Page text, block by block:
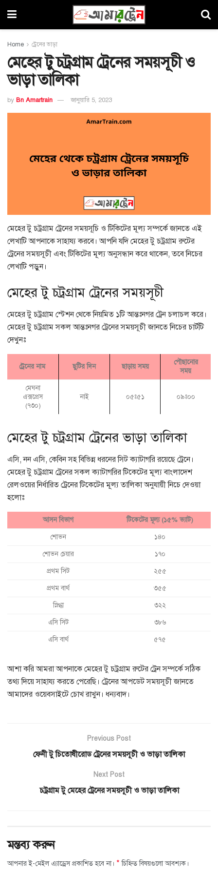
Home ট্রেনের ভাড়া
মেহের টু চট্রগ্রাম ট্রেনের সময়সূচী ও
ভাড়া তালিকা
by Bn Amartrain জানুয়ারি 5, 2023
মেহের টু চট্রগ্রাম ট্রেনের সময়সূচি ও টিকিটের মূল্য সম্পর্কে জানতে এই
লেখাটি আপনাকে সাহায্য করবে। আপনি যদি মেহের টু চট্রগ্রাম রুটের
ট্রেনের সময়সূচী এবং টিকিটের মূল্য অনুসন্ধান করে থাকেন, তবে নিচের
লেখাটি পড়ুন।
মেহের টু চট্রগ্রাম ট্রেনের সময়সূচী
মেহের টু চট্রগ্রাম স্টেশন থেকে নিয়মিত ১টি আন্তঃনগর ট্রেন চলাচল করে।
মেহের টু চট্রগ্রাম সকল আন্তঃনগর ট্রেনের সময়সূচী জানতে নিচের চার্টটি
দেখুনঃ
ট্রেনের নাম ছুটির দিন ছাড়ায় সময়
পৌছানোর
সময়
মেঘনা
এক্সপ্রেস
(৭৩০)
নাই ০৫ঃ৫১ ০৯ঃ০০
মেহের টু চট্রগ্রাম ট্রেনের ভাড়া তালিকা
এসি, নন এসি, কেবিন সহ বিভিন্ন ধরনের সিট ক্যাটাগরি রয়েছে ট্রেনে।
মেহের টু চট্রগ্রাম ট্রেনের সকল ক্যাটাগরির টিকেটের মূল্য বাংলাদেশ
রেলওয়ের নির্ধারিত ট্রেনের টিকেটের মূল্য তালিকা অনুযায়ী নিচে দেওয়া
হলোঃ
আসন বিভাগ টিকেটের মূল্য (১৫% ভ্যাট)
শোভন ১৪০
শোভন চেয়ার ১৭০
প্রথম সিট ২৫৫
প্রথম বার্থ ৩৫৫
স্নিগ্ধা ৩২২
এসি সিট ৩৮৬
এসি বার্থ ৫৭৫
আশা করি আমরা আপনাকে মেহের টু চট্রগ্রাম রুটের ট্রেন সম্পর্কে সঠিক
তথ্য দিয়ে সাহায্য করতে পেরেছি। ট্রেনের আপডেট সময়সূচী জানতে
আমাদের ওয়েবসাইটে চোখ রাখুন। ধন্যবাদ।
Previous Post
ফেনী টু চিতোষীরোড ট্রেনের সময়সূচী ও ভাড়া তালিকা
Next Post
চট্রগ্রাম টু মেহের ট্রেনের সময়সূচী ও ভাড়া তালিকা
মন্তব্য করুন
আপনার ই-মেইল এ্যাড্রেস প্রকাশিত হবে না। * চিহ্নিত বিষয়গুলো আবশ্যক।